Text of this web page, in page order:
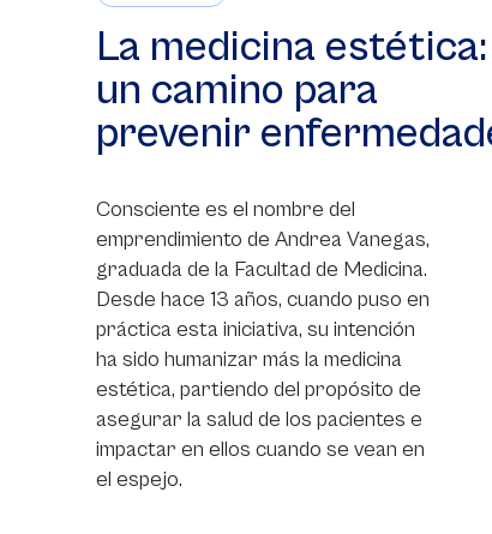
La medicina estética:
un camino para
prevenir
Consciente es el nombre del
emprendimiento de Andrea Vanegas,
graduada de la Facultad de Medicina.
Desde hace 13 años, cuando puso en
práctica esta iniciativa, su intención
ha sido humanizar más la medicina
estética, partiendo del propósito de
asegurar la salud de los pacientes e
impactar en ellos cuando se vean en
el espejo.